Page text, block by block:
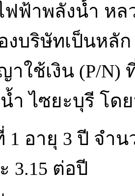
ฟฟ้าพลังน้ำ หล
งบริษัทเป็นหลั
ใช้เงิน (P/N)
ำ ไซยะบุรี โด
1 อายุ 3 ปี จำ
3.15 ต่อปี